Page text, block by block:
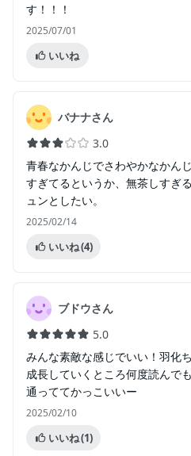
す！！！
2025/07/01
いいね
バナナさん
3.0
青春なかんじでさわやかなかん
すぎてるというか、無茶しすぎ
ュンとしたい。
2025/02/14
いいね(4)
ブドウさん
5.0
みんな素敵な感じでいい！羽化
成長していくところ何度読んで
通っててかっこいいー
2025/02/10
いいね(1)